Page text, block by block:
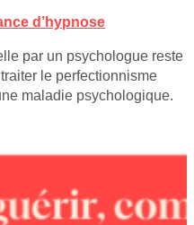
d’hypnose
par un psychologue reste
le perfectionnisme
maladie psychologique.